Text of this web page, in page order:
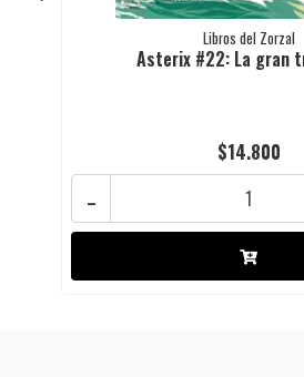
Libros del Zorzal
Asterix #22: La gran
$14.800
-